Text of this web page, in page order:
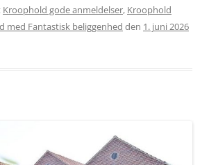
Kroophold gode anmeldelser, Kroophold
med Fantastisk beliggenhed den 1. juni 2026